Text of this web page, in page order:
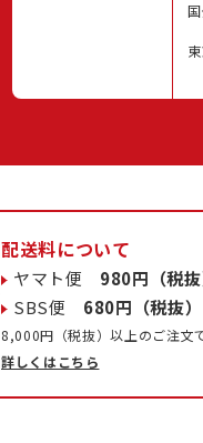
配送料について
ヤマト便 980円（税抜
SBS便 680円（税抜）
8,000円（税抜）以上のご注文
詳しくはこちら